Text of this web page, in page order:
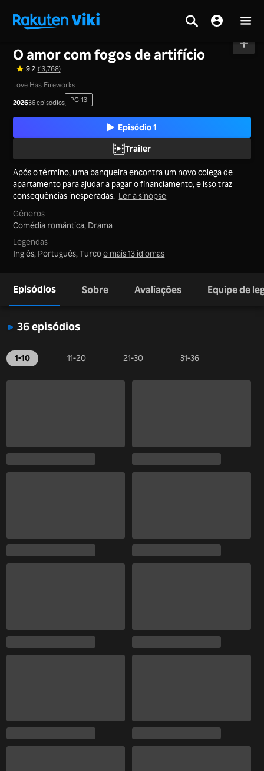
O amor com fogos de artifício
9.2 (13,768)
Love Has Fireworks
202636 episódios PG-13
Episódio 1
Trailer
Após o término, uma banqueira encontra um novo colega de
apartamento para ajudar a pagar o financiamento, e isso traz
consequências inesperadas. Ler a sinopse
Gêneros
Comédia romântica, Drama
Legendas
Inglês, Português, Turcoe mais 13 idiomas
Episódios Sobre Avaliações Equipe de
36 episódios
1-10 11-20 21-30 31-36